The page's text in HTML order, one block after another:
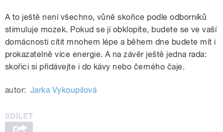
A to ještě není všechno, vůně skořice podle odborníků
stimuluje mozek. Pokud se jí obklopíte, budete se ve vaší
domácnosti cítit mnohem lépe a během dne budete mít i
prokazatelně více energie. A na závěr ještě jedna rada:
skořici si přidávejte i do kávy nebo černého čaje.
autor: Jarka Vykoupilová